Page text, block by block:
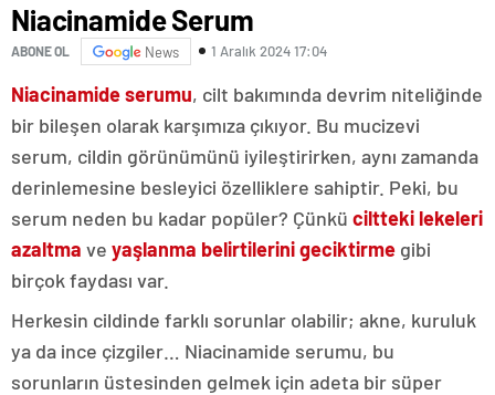
Niacinamide Serum
ABONE OL News 1 Aralık 2024 17:04
Niacinamide serumu, cilt bakımında devrim niteliğinde
bir bileşen olarak karşımıza çıkıyor. Bu mucizevi
serum, cildin görünümünü iyileştirirken, aynı zamanda
derinlemesine besleyici özelliklere sahiptir. Peki, bu
serum neden bu kadar popüler? Çünkü ciltteki lekeleri
azaltma ve yaşlanma belirtilerini geciktirme gibi
birçok faydası var.
Herkesin cildinde farklı sorunlar olabilir; akne, kuruluk
ya da ince çizgiler… Niacinamide serumu, bu
sorunların üstesinden gelmek için adeta bir süper